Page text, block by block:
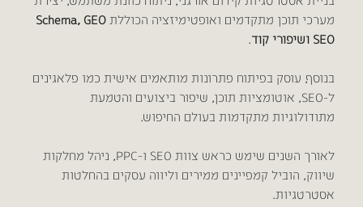
מערכי תוכן מתקדמים ואופטימיזציה הכוללת Schema, GEO
SEO ושיפורי קוד
.
בנוסף, עוסק בפיתוח פתרונות מותאמים אישית כמו פלאגינים
ל-SEO, אוטומציות תוכן, שיפור ביצועים והטמעת
מתודולוגיות מתקדמות בעולם החיפוש.
לאורך השנים שימש כראש צוות SEO ו-PPC, ניהל מחלקות
שיווק, הוביל קמפיינים ממירים וליווה עסקים בהחלטות
אסטרטגיות.